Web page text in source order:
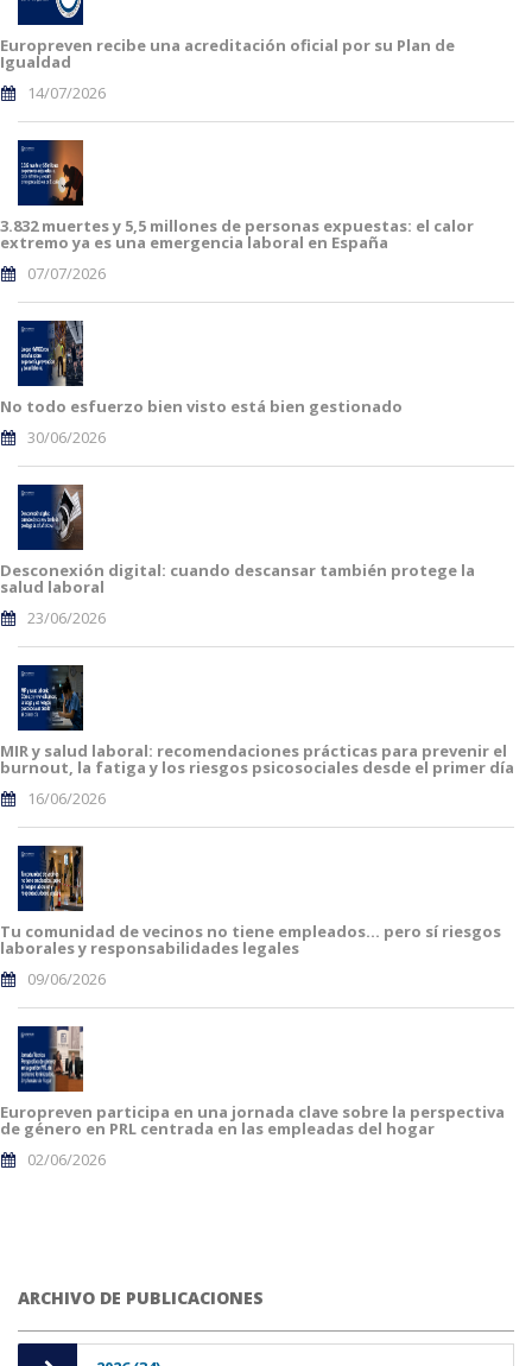
Europreven recibe una acreditación oficial por su Plan de
Igualdad
14/07/2026
3.832 muertes y 5,5 millones de personas expuestas: el calor
extremo ya es una emergencia laboral en España
07/07/2026
No todo esfuerzo bien visto está bien gestionado
30/06/2026
Desconexión digital: cuando descansar también protege la
salud laboral
23/06/2026
MIR y salud laboral: recomendaciones prácticas para prevenir el
burnout, la fatiga y los riesgos psicosociales desde el primer día
16/06/2026
Tu comunidad de vecinos no tiene empleados… pero sí riesgos
laborales y responsabilidades legales
09/06/2026
Europreven participa en una jornada clave sobre la perspectiva
de género en PRL centrada en las empleadas del hogar
02/06/2026
ARCHIVO DE PUBLICACIONES